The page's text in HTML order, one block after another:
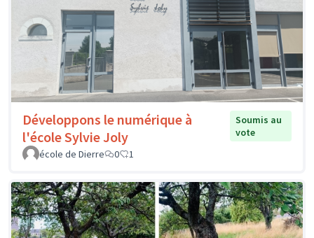
Développons le numérique à
l'école Sylvie Joly
Soumis au
vote
école de Dierre
0 1